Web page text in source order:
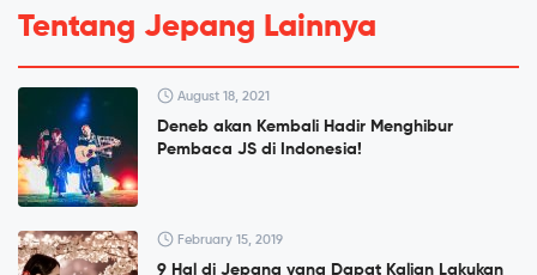
Tentang Jepang Lainnya
August 18, 2021
Deneb akan Kembali Hadir Menghibur
Pembaca JS di Indonesia!
February 15, 2019
9 Hal di Jepang yang Dapat Kalian Lakukan